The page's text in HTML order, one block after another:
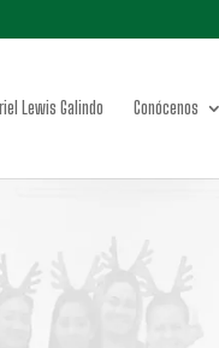
Lewis Galindo Conócenos